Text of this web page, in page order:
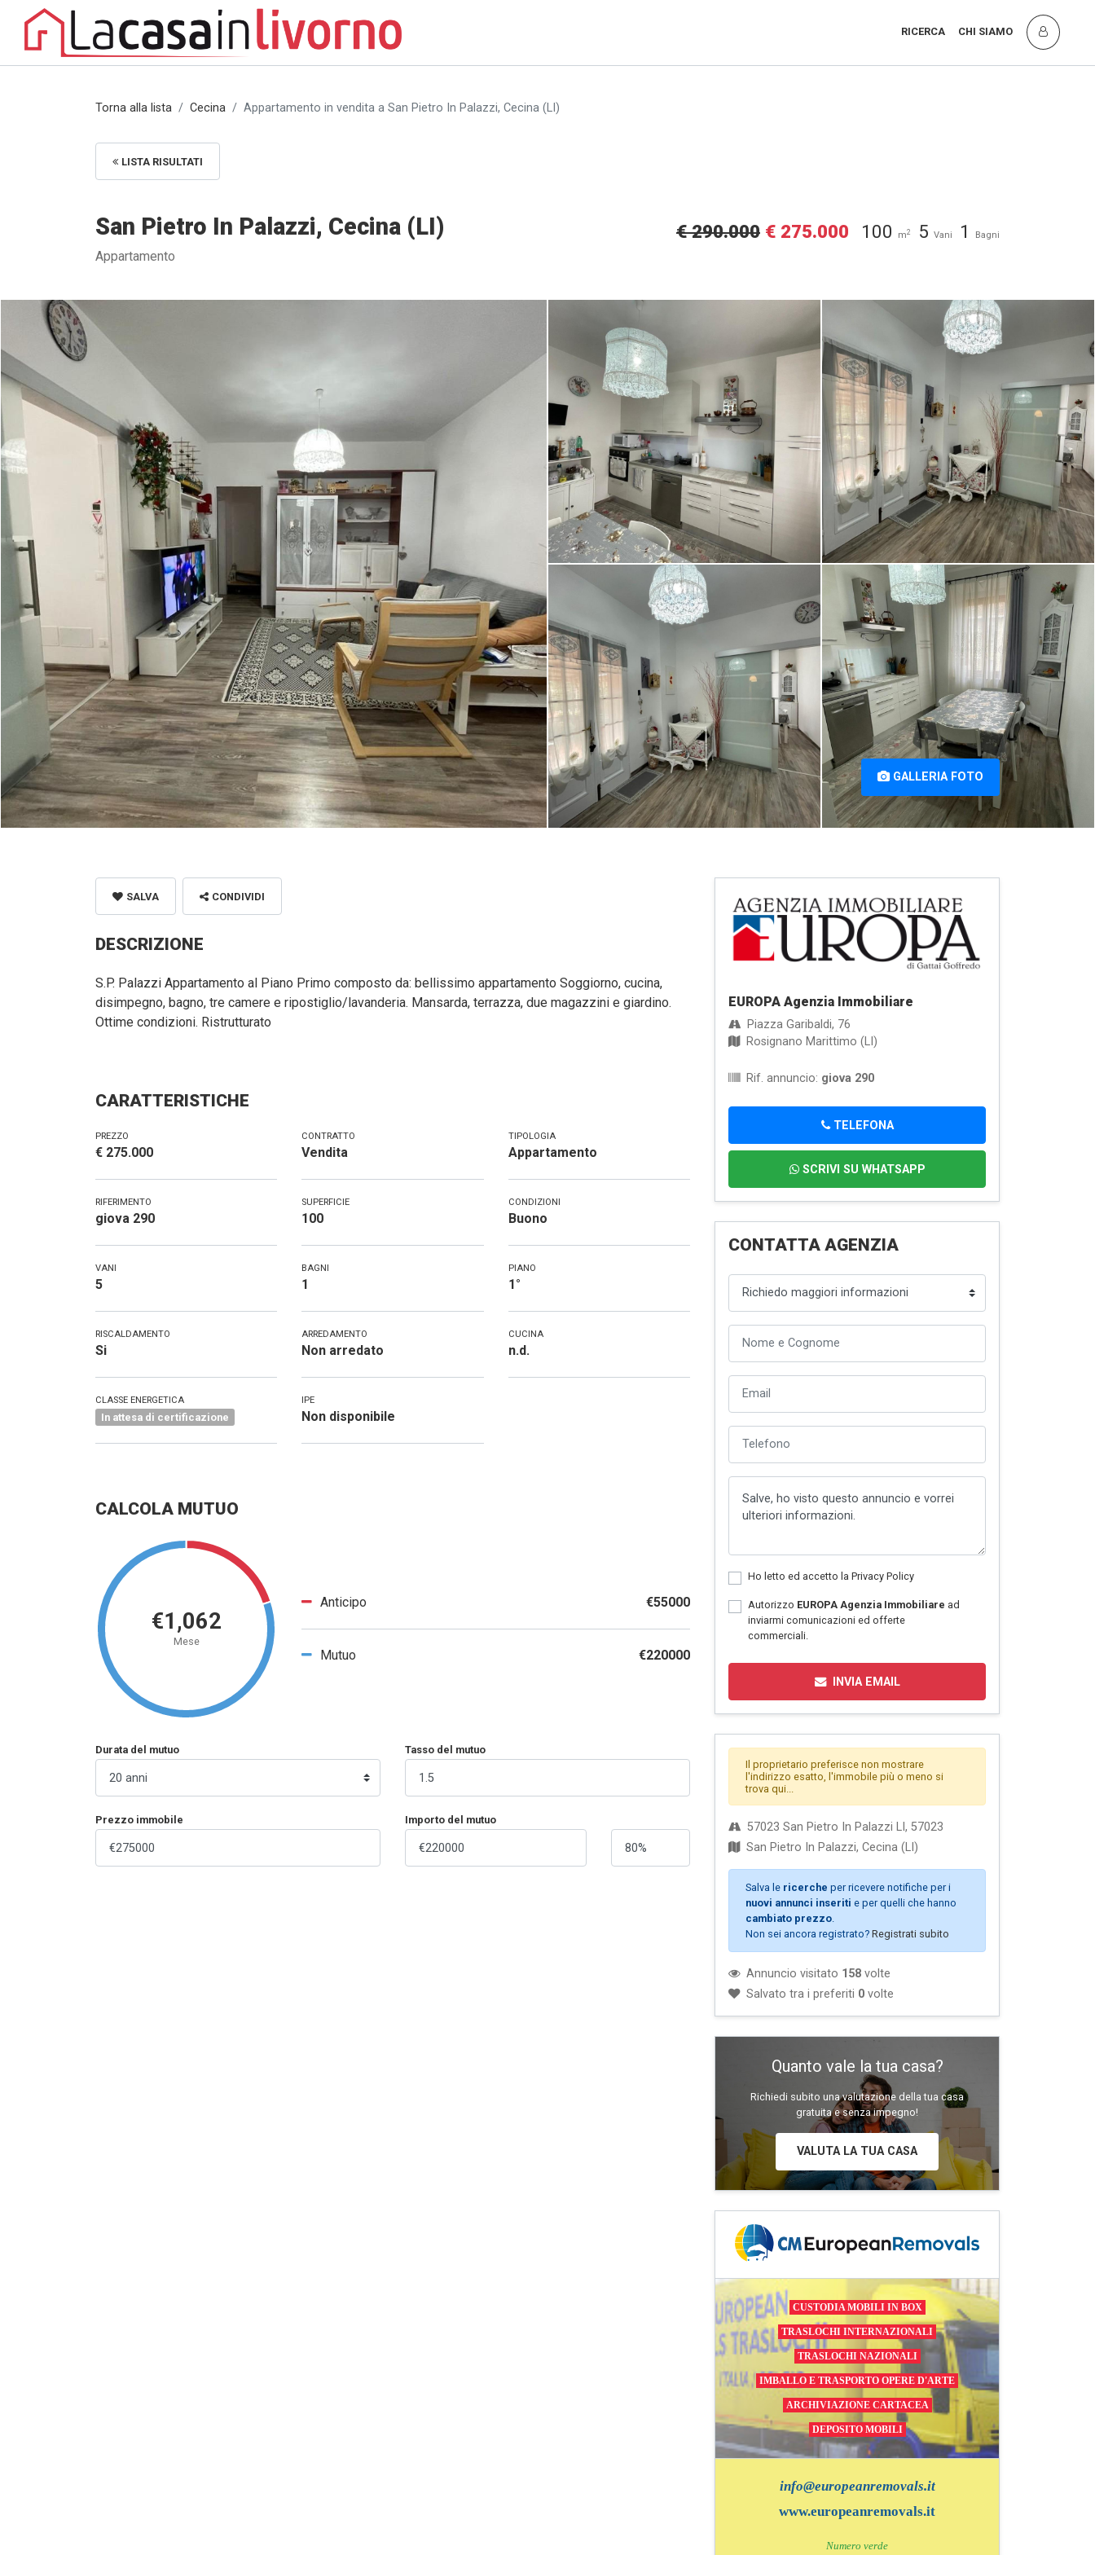
RICERCA CHI SIAMO
Torna alla lista Cecina Appartamento in vendita a San Pietro In Palazzi, Cecina (LI)
LISTA RISULTATI
San Pietro In Palazzi, Cecina (LI)
Appartamento
100 m2 5 Vani 1 Bagni
€ 290.000 € 275.000
Appartamento in vendita a San Pietro In Palazzi, Cecina (LI) [1/12]
Appartamento in vendita a San Pietro In
Palazzi, Cecina (LI) [2/12]
Appartamento in vendita a San Pietro In
Palazzi, Cecina (LI) [3/12]
Appartamento in vendita a San Pietro In
Palazzi, Cecina (LI) [4/12]
Appartamento in vendita a San Pietro In
Palazzi, Cecina (LI) [5/12]
GALLERIA FOTO
SALVA CONDIVIDI
DESCRIZIONE
S.P. Palazzi Appartamento al Piano Primo composto da: bellissimo appartamento Soggiorno, cucina,
disimpegno, bagno, tre camere e ripostiglio/lavanderia. Mansarda, terrazza, due magazzini e giardino.
Ottime condizioni. Ristrutturato
CARATTERISTICHE
PREZZO
€ 275.000
CONTRATTO
Vendita
TIPOLOGIA
Appartamento
RIFERIMENTO
giova 290
SUPERFICIE
100
CONDIZIONI
Buono
VANI
5
BAGNI
1
PIANO
1°
RISCALDAMENTO
Si
ARREDAMENTO
Non arredato
CUCINA
n.d.
CLASSE ENERGETICA
In attesa di certificazione
IPE
Non disponibile
CALCOLA MUTUO
€1,062
Mese
Anticipo €55000
Mutuo €220000
Durata del mutuo Tasso del mutuo
Prezzo immobile Importo del mutuo
EUROPA Agenzia Immobiliare
Piazza Garibaldi, 76
Rosignano Marittimo (LI)
Rif. annuncio: giova 290
TELEFONA
SCRIVI SU WHATSAPP
CONTATTA AGENZIA
Ho letto ed accetto la Privacy Policy
Autorizzo EUROPA Agenzia Immobiliare ad
inviarmi comunicazioni ed offerte
commerciali.
INVIA EMAIL
Il proprietario preferisce non mostrare
l'indirizzo esatto, l'immobile più o meno si
trova qui...
57023 San Pietro In Palazzi LI, 57023
San Pietro In Palazzi, Cecina (LI)
Salva le ricerche per ricevere notifiche per i
nuovi annunci inseriti e per quelli che hanno
cambiato prezzo
Non sei ancora registrato? Registrati subito
Annuncio visitato 158 volte
Salvato tra i preferiti 0 volte
Quanto vale la tua casa?
Richiedi subito una valutazione della tua casa
gratuita e senza impegno!
VALUTA LA TUA CASA
CUSTODIA MOBILI IN BOX
TRASLOCHI INTERNAZIONALI
TRASLOCHI NAZIONALI
IMBALLO E TRASPORTO OPERE D'ARTE
ARCHIVIAZIONE CARTACEA
DEPOSITO MOBILI
info@europeanremovals.it
www.europeanremovals.it
Numero verde